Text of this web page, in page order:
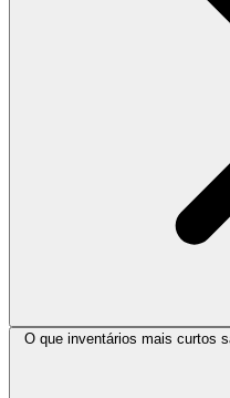
O que inventários mais curtos